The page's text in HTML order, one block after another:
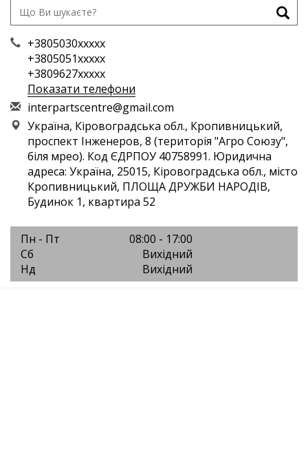
+3805030xxxxx
+3805051xxxxx
+3809627xxxxx
Показати телефони
interpartscentre@gmail.com
Україна, Кіровоградська обл., Кропивницький,
проспект Інженеров, 8 (територія "Агро Союзу",
біля мрео). Код ЄДРПОУ 40758991. Юридична
адреса: Україна, 25015, Кіровоградська обл., місто
Кропивницький, ПЛОЩА ДРУЖБИ НАРОДІВ,
Будинок 1, квартира 52
Пн - Пт
08:00 - 17:00
Сб
Вихідний
Нд
Вихідний